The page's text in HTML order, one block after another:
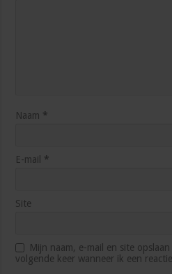
Naam *
E-mail *
Site
Mijn naam, e-mail en site
volgende keer wanneer ik een